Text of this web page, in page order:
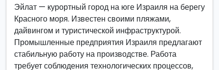
Эйлат — курортный город на юге Израиля на берегу
Красного моря. Известен своими пляжами,
дайвингом и туристической инфраструктурой.
Промышленные предприятия Израиля предлагают
стабильную работу на производстве. Работа
требует соблюдения технологических процессов,